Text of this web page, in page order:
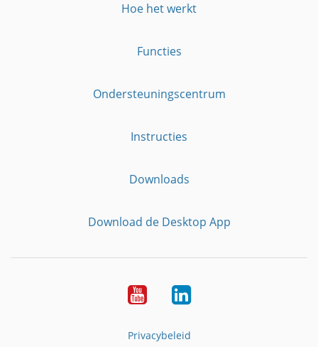
Hoe het werkt
Functies
Ondersteuningscentrum
Instructies
Downloads
Download de Desktop App
YouTubeLinkedIn
Privacybeleid